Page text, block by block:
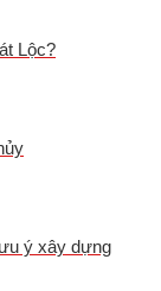
Lộc?
ý xây dựng